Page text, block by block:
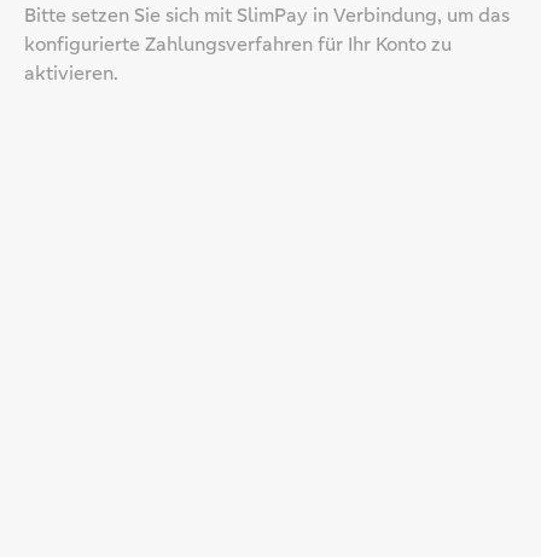
Bitte setzen Sie sich mit SlimPay in Verbindung, um das
konfigurierte Zahlungsverfahren für Ihr Konto zu
aktivieren.